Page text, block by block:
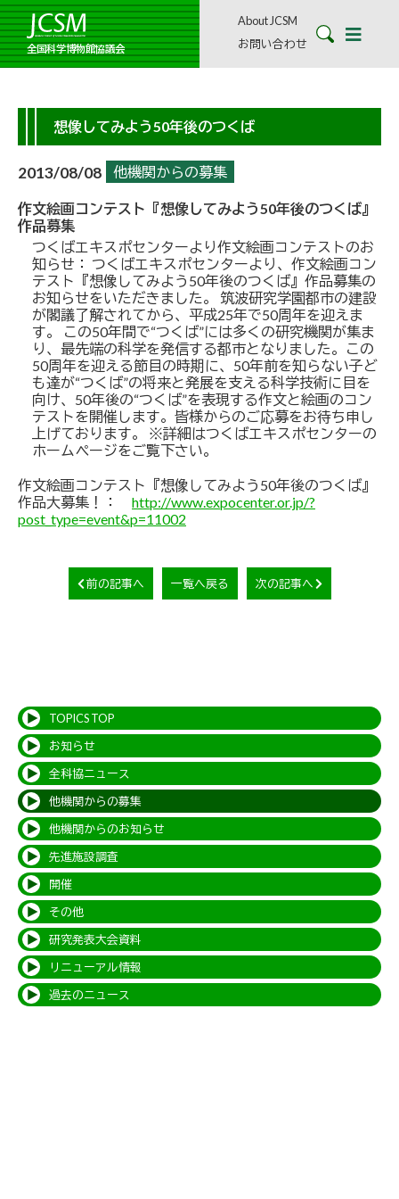
全国科学博物館協議会
About JCSM
お問い合わせ
想像してみよう50年後のつくば
2013/08/08 他機関からの募集
作文絵画コンテスト『想像してみよう50年後のつくば』
作品募集
つくばエキスポセンターより作文絵画コンテストのお
知らせ： つくばエキスポセンターより、作文絵画コン
テスト『想像してみよう50年後のつくば』作品募集の
お知らせをいただきました。 筑波研究学園都市の建設
が閣議了解されてから、平成25年で50周年を迎えま
す。 この50年間で“つくば”には多くの研究機関が集ま
り、最先端の科学を発信する都市となりました。この
50周年を迎える節目の時期に、50年前を知らない子ど
も達が“つくば”の将来と発展を支える科学技術に目を
向け、50年後の“つくば”を表現する作文と絵画のコン
テストを開催します。皆様からのご応募をお待ち申し
上げております。 ※詳細はつくばエキスポセンターの
ホームページをご覧下さい。
作文絵画コンテスト『想像してみよう50年後のつくば』
作品大募集！： http://www.expocenter.or.jp/?
post_type=event&p=11002
前の記事へ 一覧へ戻る 次の記事へ
TOPICS TOP
お知らせ
全科協ニュース
他機関からの募集
他機関からのお知らせ
先進施設調査
開催
その他
研究発表大会資料
リニューアル情報
過去のニュース